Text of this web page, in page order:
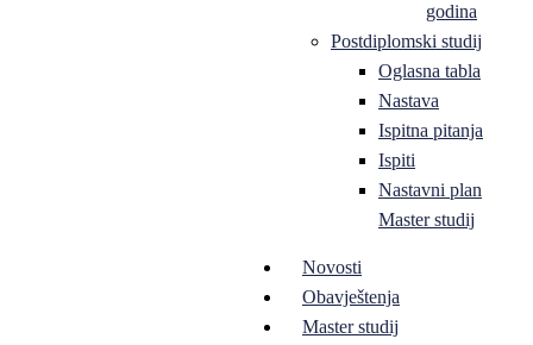
godina
Postdiplomski studij
Oglasna tabla
Nastava
Ispitna pitanja
Ispiti
Nastavni plan
Master studij
Novosti
Obavještenja
Master studij